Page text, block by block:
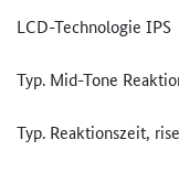
LCD-Technologie IPS
Typ. Mid-Tone
Typ. Reaktionszeit,